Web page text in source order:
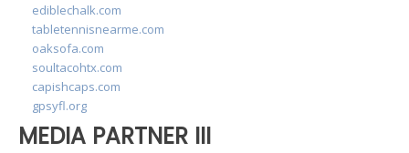
ediblechalk.com
tabletennisnearme.com
oaksofa.com
soultacohtx.com
capishcaps.com
gpsyfl.org
MEDIA PARTNER III